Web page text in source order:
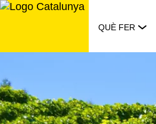
Saltar
QUÈ FER